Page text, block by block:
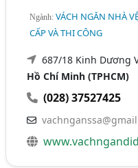
Ngành:VÁCH NGĂN NHÀ
CẤP VÀ THI CÔNG
687/18 Kinh Dương
Hồ Chí Minh (TPHCM)
(028) 37527425